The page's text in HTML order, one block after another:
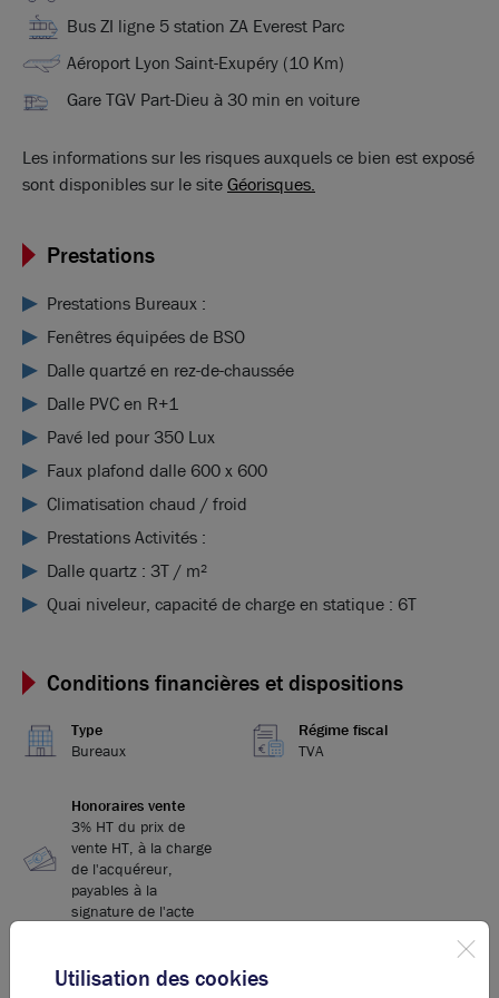
routiers et la proximité des transports en commun assurent une
logistique fluide pour vos collaborateurs et partenaires.
Bus ZI ligne 5 station ZA Everest Parc
Aéroport Lyon Saint-Exupéry (10 Km)
Gare TGV Part-Dieu à 30 min en voiture
Les informations sur les risques auxquels ce bien est exposé
sont disponibles sur le siteGéorisques.
Prestations
Prestations Bureaux :
Fenêtres équipées de BSO
Dalle quartzé en rez-de-chaussée
Dalle PVC en R+1
Pavé led pour 350 Lux
Faux plafond dalle 600 x 600
Climatisation chaud / froid
Prestations Activités :
Dalle quartz : 3T / m²
Quai niveleur, capacité de charge en statique : 6T
Conditions financières et dispositions
Type
Bureaux
Régime fiscal
TVA
Honoraires vente
3% HT du prix de
vente HT, à la charge
de l'acquéreur,
payables à la
signature de l'acte
Utilisation des cookies